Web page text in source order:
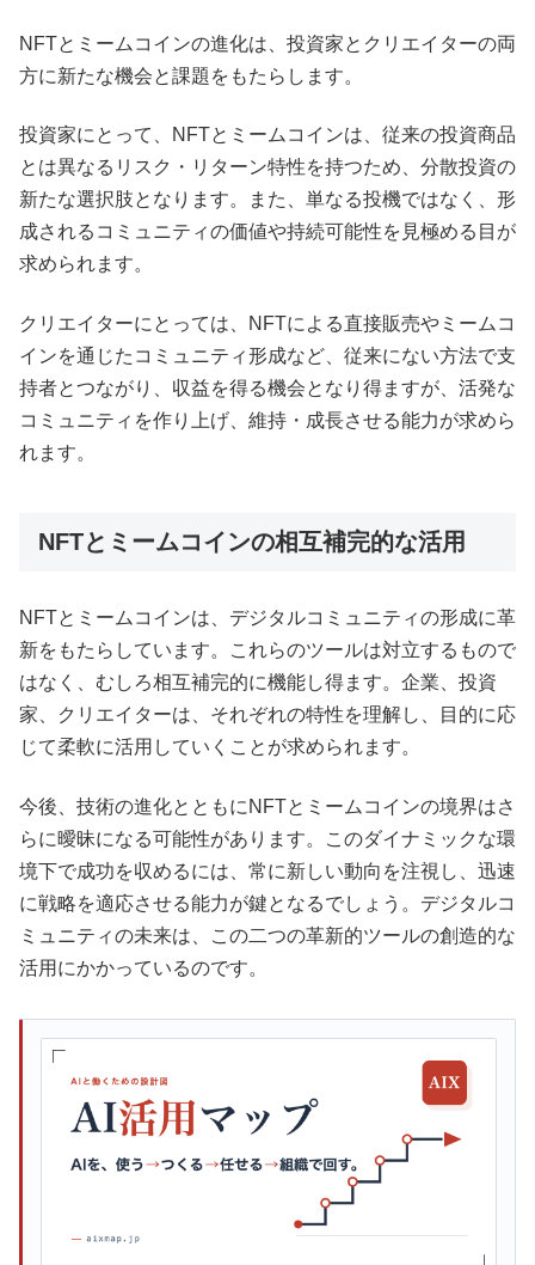
NFTとミームコインの進化は、投資家とクリエイターの両
方に新たな機会と課題をもたらします。
投資家にとって、NFTとミームコインは、従来の投資商品
とは異なるリスク・リターン特性を持つため、分散投資の
新たな選択肢となります。また、単なる投機ではなく、形
成されるコミュニティの価値や持続可能性を見極める目が
求められます。
クリエイターにとっては、NFTによる直接販売やミームコ
インを通じたコミュニティ形成など、従来にない方法で支
持者とつながり、収益を得る機会となり得ますが、活発な
コミュニティを作り上げ、維持・成長させる能力が求めら
れます。
NFTとミームコインの相互補完的な活用
NFTとミームコインは、デジタルコミュニティの形成に革
新をもたらしています。これらのツールは対立するもので
はなく、むしろ相互補完的に機能し得ます。企業、投資
家、クリエイターは、それぞれの特性を理解し、目的に応
じて柔軟に活用していくことが求められます。
今後、技術の進化とともにNFTとミームコインの境界はさ
らに曖昧になる可能性があります。このダイナミックな環
境下で成功を収めるには、常に新しい動向を注視し、迅速
に戦略を適応させる能力が鍵となるでしょう。デジタルコ
ミュニティの未来は、この二つの革新的ツールの創造的な
活用にかかっているのです。